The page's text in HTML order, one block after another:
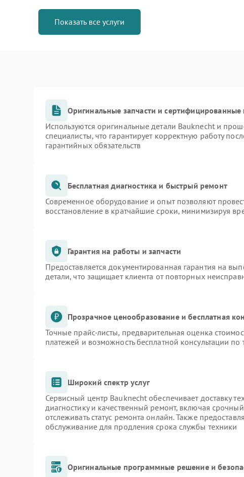
Показать все услуги
Оригинальные запчасти и сертифицированные
Используются оригинальные детали Bauknecht и
специалисты, что гарантирует корректную работу
гарантийных обязательств
Бесплатная диагностика и быстрый ремонт
Современное оборудование и опыт позволяют
восстановление в кратчайшие сроки, минимизируя
Гарантия на работы и запчасти
Предоставляется документированная гарантия на
детали, что защищает клиента от повторных
Прозрачное ценообразование и бесплатная
Точные прайс-листы, предварительная оценка
платежей и возможность бесплатной консультации
Широкий спектр услуг
Сервисный центр Bauknecht обеспечивает доставку
диагностику и качественный ремонт, включая
отслеживать статус ремонта онлайн. Также
обслуживание для продления срока службы техники
Оригинальные программные решение и